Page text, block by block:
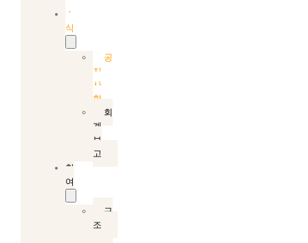
소
식
공
지
사
항
회
계
보
고
참
여
구
조